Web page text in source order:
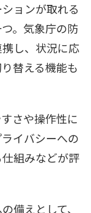
ョンが取れる
。気象庁の防
し、状況に応
替える機能も
さや操作性に
イバシーへの
組みなどが評
備えとして、